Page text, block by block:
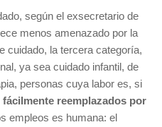
según el exsecretario de
menos amenazado por la
cuidado, la tercera categoría,
ya sea cuidado infantil, de
personas cuya labor es, si
fácilmente reemplazados por
empleos es humana: el